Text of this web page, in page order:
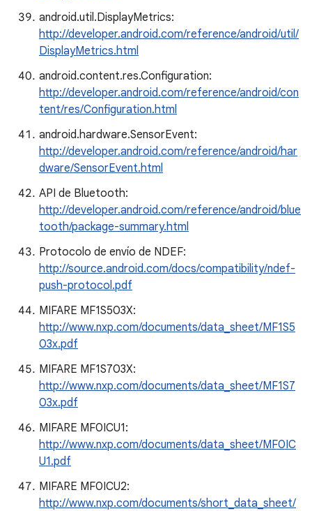
android.util.DisplayMetrics:
http://developer.android.com/reference/android/util/
DisplayMetrics.html
android.content.res.Configuration:
http://developer.android.com/reference/android/con
tent/res/Configuration.html
android.hardware.SensorEvent:
http://developer.android.com/reference/android/har
dware/SensorEvent.html
API de Bluetooth:
http://developer.android.com/reference/android/blue
tooth/package-summary.html
Protocolo de envío de NDEF:
http://source.android.com/docs/compatibility/ndef-
push-protocol.pdf
MIFARE MF1S503X:
http://www.nxp.com/documents/data_sheet/MF1S5
03x.pdf
MIFARE MF1S703X:
http://www.nxp.com/documents/data_sheet/MF1S7
03x.pdf
MIFARE MF0ICU1:
http://www.nxp.com/documents/data_sheet/MF0IC
U1.pdf
MIFARE MF0ICU2:
http://www.nxp.com/documents/short_data_sheet/